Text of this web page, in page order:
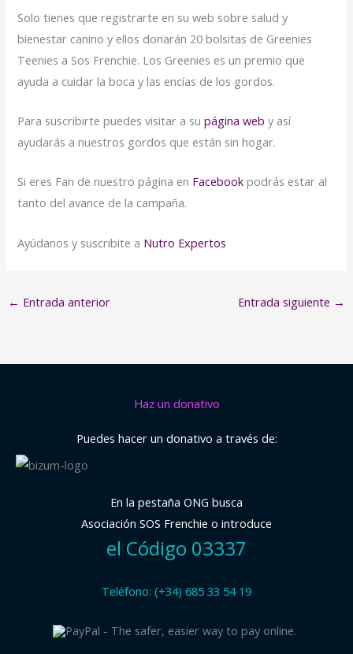
Solo tienes que registrarte en su web sobre salud y
bienestar canino y ellos donarán 20 bolsitas de Greenies
Teenies a Sos Frenchie. Los Greenies es un premio que
ayuda a cuidar la boca y las encías de los gordos.
Para suscribirte puedes visitar a supágina web y así
ayudarás a nuestros gordos que están sin hogar.
Si eres Fan de nuestro página en Facebook podrás estar al
tanto del avance de la campaña.
Ayúdanos y suscribite a Nutro Expertos
← Entrada anterior Entrada siguiente →
Haz un donativo
Puedes hacer un donativo a través de:
En la pestaña ONG busca
Asociación SOS Frenchie o introduce
el Código 03337
Teléfono: (+34) 685 33 54 19